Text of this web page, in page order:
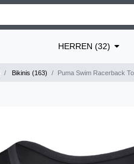
HERREN (32)
Bikinis (163) Puma Swim Racerback